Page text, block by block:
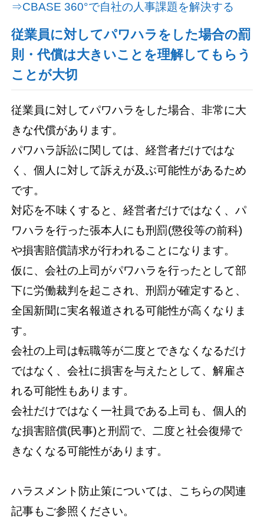
⇒CBASE 360°で自社の人事課題を解決する
従業員に対してパワハラをした場合の罰
則・代償は大きいことを理解してもらう
ことが大切
従業員に対してパワハラをした場合、非常に大
きな代償があります。
パワハラ訴訟に関しては、経営者だけではな
く、個人に対して訴えが及ぶ可能性があるため
です。
対応を不味くすると、経営者だけではなく、パ
ワハラを行った張本人にも刑罰(懲役等の前科)
や損害賠償請求が行われることになります。
仮に、会社の上司がパワハラを行ったとして部
下に労働裁判を起こされ、刑罰が確定すると、
全国新聞に実名報道される可能性が高くなりま
す。
会社の上司は転職等が二度とできなくなるだけ
ではなく、会社に損害を与えたとして、解雇さ
れる可能性もあります。
会社だけではなく一社員である上司も、個人的
な損害賠償(民事)と刑罰で、二度と社会復帰で
きなくなる可能性があります。
ハラスメント防止策については、こちらの関連
記事もご参照ください。